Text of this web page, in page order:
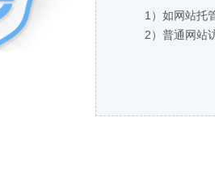
1）如网站托
2）普通网站